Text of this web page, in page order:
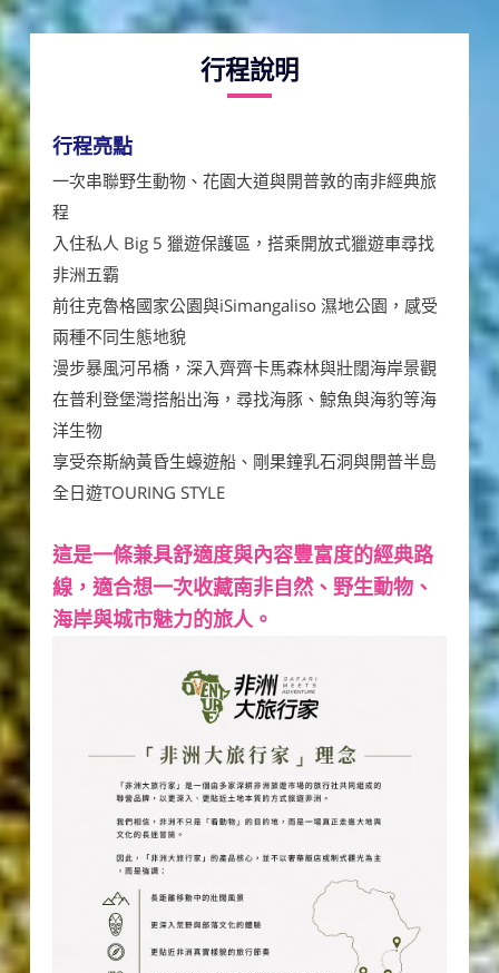
行程說明
行程亮點
一次串聯野生動物、花園大道與開普敦的南非經典旅
程
入住私人 Big 5 獵遊保護區，搭乘開放式獵遊車尋找
非洲五霸
前往克魯格國家公園與iSimangaliso 濕地公園，感受
兩種不同生態地貌
漫步暴風河吊橋，深入齊齊卡馬森林與壯闊海岸景觀
在普利登堡灣搭船出海，尋找海豚、鯨魚與海豹等海
洋生物
享受奈斯納黃昏生蠔遊船、剛果鐘乳石洞與開普半島
全日遊TOURING STYLE
這是一條兼具舒適度與內容豐富度的經典路
線，適合想一次收藏南非自然、野生動物、
海岸與城市魅力的旅人。